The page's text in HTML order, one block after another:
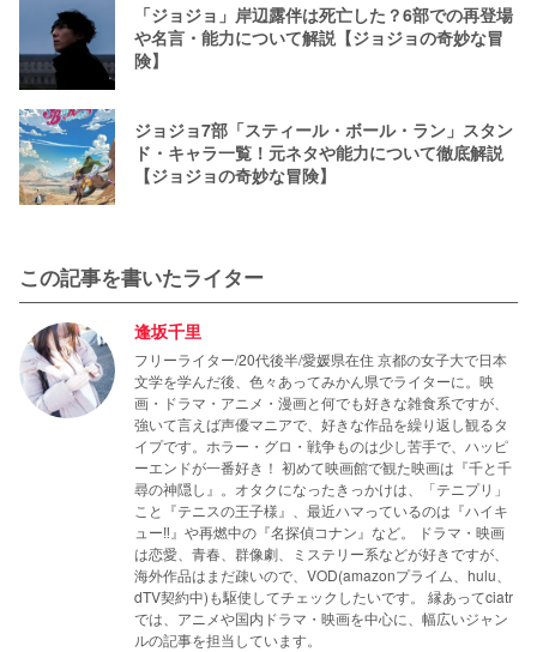
「ジョジョ」岸辺露伴は死亡した？6部での再登場
や名言・能力について解説【ジョジョの奇妙な冒
険】
ジョジョ7部「スティール・ボール・ラン」スタン
ド・キャラ一覧！元ネタや能力について徹底解説
【ジョジョの奇妙な冒険】
この記事を書いたライター
逢坂千里
フリーライター/20代後半/愛媛県在住 京都の女子大で日本
文学を学んだ後、色々あってみかん県でライターに。映
画・ドラマ・アニメ・漫画と何でも好きな雑食系ですが、
強いて言えば声優マニアで、好きな作品を繰り返し観るタ
イプです。ホラー・グロ・戦争ものは少し苦手で、ハッピ
ーエンドが一番好き！ 初めて映画館で観た映画は『千と千
尋の神隠し』。オタクになったきっかけは、「テニプリ」
こと『テニスの王子様』、最近ハマっているのは『ハイキ
ュー‼』や再燃中の『名探偵コナン』など。 ドラマ・映画
は恋愛、青春、群像劇、ミステリー系などが好きですが、
海外作品はまだ疎いので、VOD(amazonプライム、hulu、
dTV契約中)も駆使してチェックしたいです。 縁あってciatr
では、アニメや国内ドラマ・映画を中心に、幅広いジャン
ルの記事を担当しています。